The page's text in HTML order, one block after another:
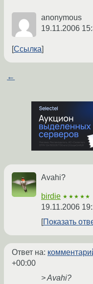
anonymous
19.11.2006
Ссылка
←
Avahi?
birdie ★★★★★
19.11.2006
Показать
Ответ на:
+00:00
> Avahi?